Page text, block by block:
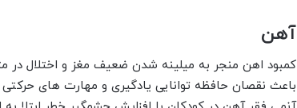
آهن
کمبود اهن منجر به میلینه شدن ضعیف مغز و اختلال در
باعث نقصان حافظه توانایی یادگیری و مهارت های